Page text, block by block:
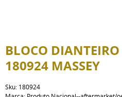
BLOCO
180924 MASSEY
Sku: 180924